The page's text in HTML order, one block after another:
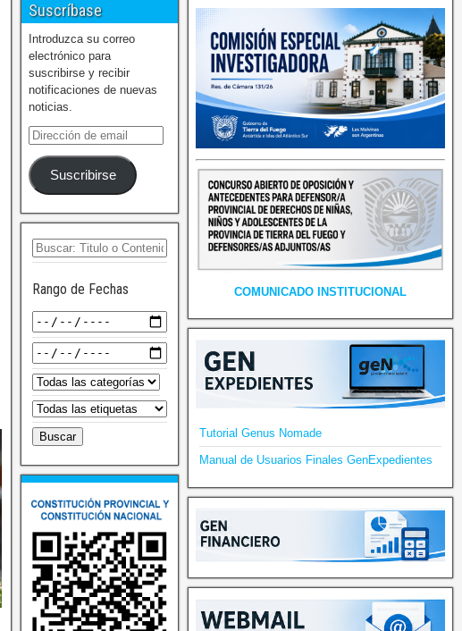
Suscríbase
Introduzca su correo
electrónico para
suscribirse y recibir
notificaciones de nuevas
noticias.
Suscribirse
Rango de Fechas COMUNICADO INSTITUCIONAL
Tutorial Genus Nomade
Manual de Usuarios Finales GenExpedientes